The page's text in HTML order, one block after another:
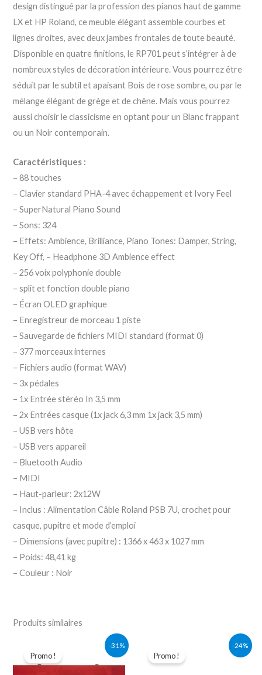
design distingué par la profession des pianos haut de gamme
LX et HP Roland, ce meuble élégant assemble courbes et
lignes droites, avec deux jambes frontales de toute beauté.
Disponible en quatre finitions, le RP701 peut s’intégrer à de
nombreux styles de décoration intérieure. Vous pourrez être
séduit par le subtil et apaisant Bois de rose sombre, ou par le
mélange élégant de grège et de chêne. Mais vous pourrez
aussi choisir le classicisme en optant pour un Blanc frappant
ou un Noir contemporain.
Caractéristiques :
– 88 touches
– Clavier standard PHA-4 avec échappement et Ivory Feel
– SuperNatural Piano Sound
– Sons: 324
– Effets: Ambience, Brilliance, Piano Tones: Damper, String,
Key Off, – Headphone 3D Ambience effect
– 256 voix polyphonie double
– split et fonction double piano
– Écran OLED graphique
– Enregistreur de morceau 1 piste
– Sauvegarde de fichiers MIDI standard (format 0)
– 377 morceaux internes
– Fichiers audio (format WAV)
– 3x pédales
– 1x Entrée stéréo In 3,5 mm
– 2x Entrées casque (1x jack 6,3 mm 1x jack 3,5 mm)
– USB vers hôte
– USB vers appareil
– Bluetooth Audio
– MIDI
– Haut-parleur: 2x12W
– Inclus : Alimentation Câble Roland PSB 7U, crochet pour
casque, pupitre et mode d’emploi
– Dimensions (avec pupitre) : 1366 x 463 x 1027 mm
– Poids: 48,41 kg
– Couleur : Noir
Produits similaires
-31%
Promo !
prix
initial
-24%
Promo !
prix
initial